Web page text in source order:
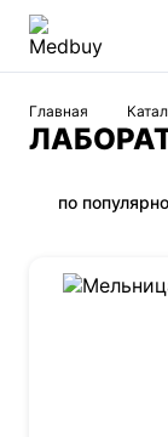
Главная
по